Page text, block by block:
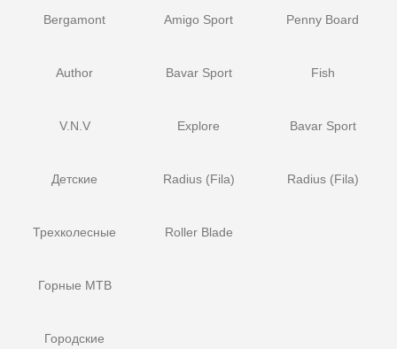
Bergamont
Author
V.N.V
Детские
Трехколесные
Горные MTB
Городские
Amigo Sport
Bavar Sport
Explore
Radius (Fila)
Roller Blade
Penny Board
Fish
Bavar Sport
Radius (Fila)